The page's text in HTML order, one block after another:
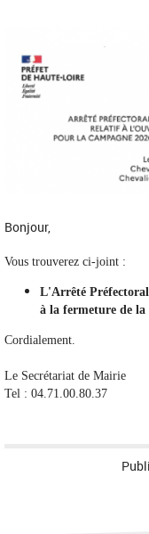
Bonjour,
Vous trouverez ci-joint :
L'Arrêté
à la fermeture de la
Cordialement.
Le Secrétariat de Mairie
Tel : 04.71.00.80.37